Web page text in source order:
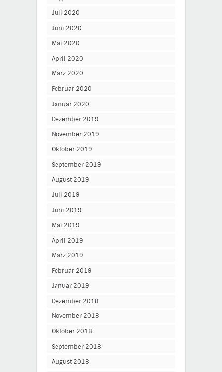
Juli 2020
Juni 2020
Mai 2020
April 2020
März 2020
Februar 2020
Januar 2020
Dezember 2019
November 2019
Oktober 2019
September 2019
August 2019
Juli 2019
Juni 2019
Mai 2019
April 2019
März 2019
Februar 2019
Januar 2019
Dezember 2018
November 2018
Oktober 2018
September 2018
August 2018